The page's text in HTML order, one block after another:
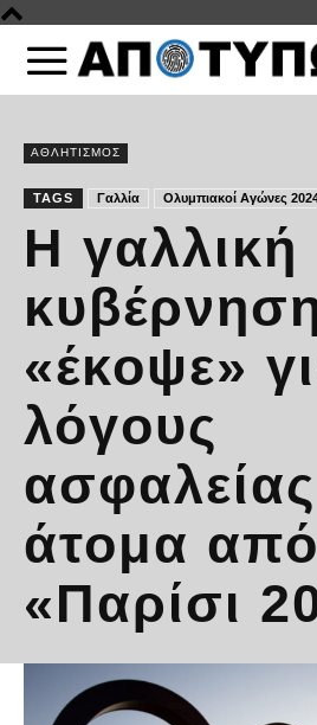
ΑΘΛΗΤΙΣΜΟΣ
TAGS Γαλλία Ολυμπιακοί Αγώνες
Η γαλλική
«έκοψε»
λόγους
άτομα
«Παρίσι